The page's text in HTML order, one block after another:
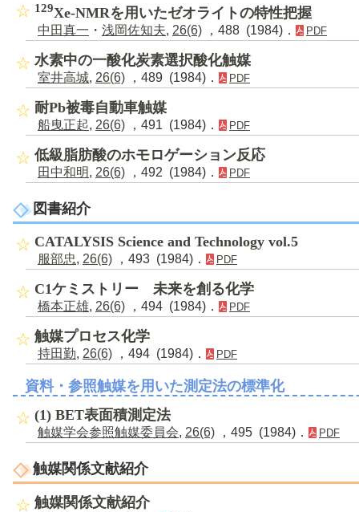
129Xe-NMRを用いたゼオライトの特性把握
中田真一 ・ 浅岡佐知夫, 26(6) ，488 (1984)． PDF
水素中の一酸化炭素選択酸化触媒
室井高城, 26(6) ，489 (1984)． PDF
耐Pb被毒自動車触媒
船曳正起, 26(6) ，491 (1984)． PDF
低級脂肪酸のホモロゲーション反応
田中和明, 26(6) ，492 (1984)． PDF
図書紹介
CATALYSIS Science and Technology vol.5
服部忠, 26(6) ，493 (1984)． PDF
C1ケミストリー 未来を創る化学
橋本正雄, 26(6) ，494 (1984)． PDF
触媒プロセス化学
持田勤, 26(6) ，494 (1984)． PDF
資料・参照触媒を用いた測定法の標準化
(1) BET表面積測定法
触媒学会参照触媒委員会, 26(6) ，495 (1984)． PDF
触媒関係文献紹介
触媒関係文献紹介